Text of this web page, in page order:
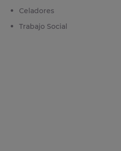
Celadores
Trabajo Social